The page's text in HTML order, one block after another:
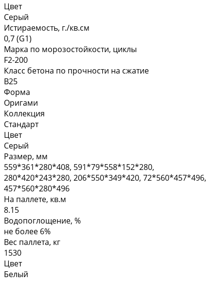
Цвет
Серый
Истираемость, г./кв.см
0,7 (G1)
Марка по морозостойкости, циклы
F2-200
Класс бетона по прочности на сжатие
B25
Форма
Оригами
Коллекция
Стандарт
Цвет
Серый
Размер, мм
559*361*280*408, 591*79*558*152*280,
280*420*243*280, 206*550*349*420, 72*560*457*496,
457*560*280*496
На паллете, кв.м
8.15
Водопоглощение, %
не более 6%
Вес паллета, кг
1530
Цвет
Белый